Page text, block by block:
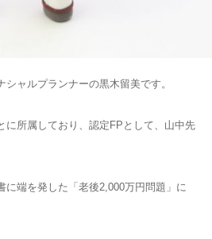
ャルプランナーの黒木留美です。
に所属しており、認定FPとして、山中先
に端を発した「老後2,000万円問題」に